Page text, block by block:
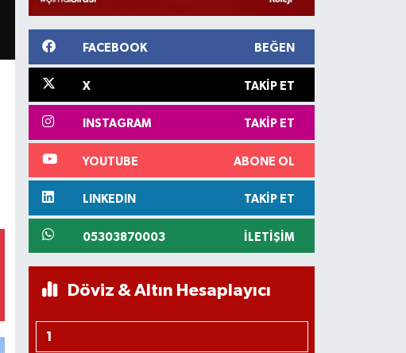
FACEBOOK BEĞEN
X TAKIP ET
INSTAGRAM TAKIP ET
YOUTUBE ABONE OL
LINKEDIN TAKIP ET
05303870003 İLETIŞIM
Döviz & Altın Hesaplayıcı